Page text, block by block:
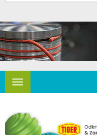
Rozwiń